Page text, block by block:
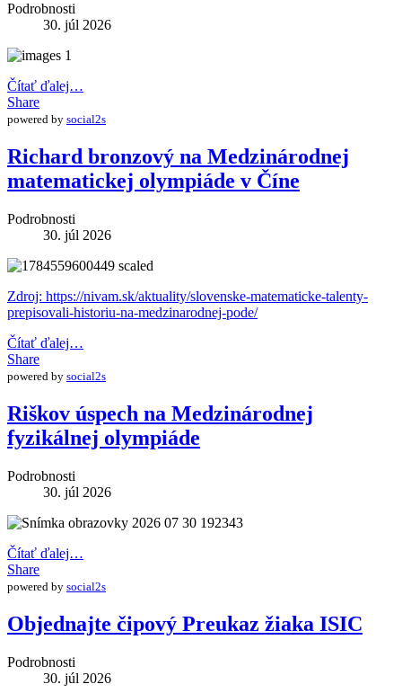
Podrobnosti
30. júl 2026
Čítať ďalej…
Share
powered by social2s
Richard bronzový na Medzinárodnej
matematickej olympiáde v Číne
Podrobnosti
30. júl 2026
Zdroj: https://nivam.sk/aktuality/slovenske-matematicke-talenty-
prepisovali-historiu-na-medzinarodnej-pode/
Čítať ďalej…
Share
powered by social2s
Riškov úspech na Medzinárodnej
fyzikálnej olympiáde
Podrobnosti
30. júl 2026
Čítať ďalej…
Share
powered by social2s
Objednajte čipový Preukaz žiaka ISIC
Podrobnosti
30. júl 2026